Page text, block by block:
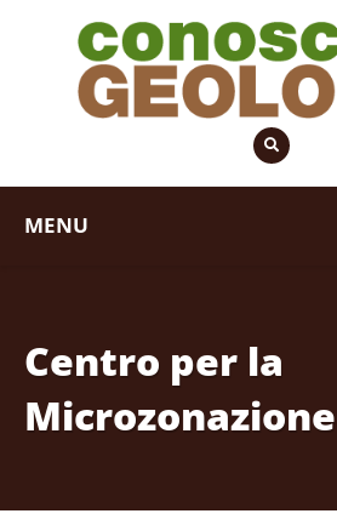
MENU
Centro per la